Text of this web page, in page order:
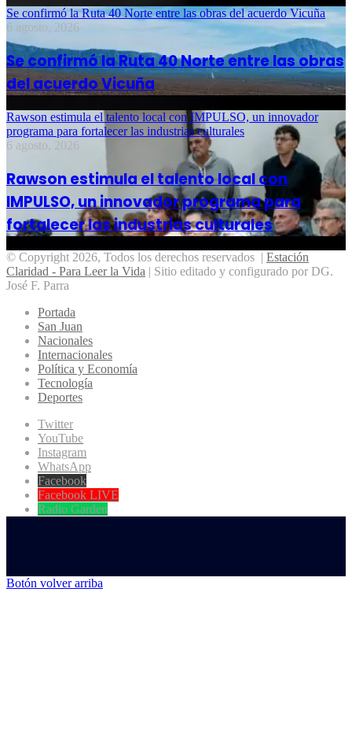
Se confirmó la Ruta 40 Norte entre las obras del acuerdo Vicuña
6 agosto, 2026
Se confirmó la Ruta 40 Norte entre las obras
del acuerdo Vicuña
Rawson estimula el talento local con IMPULSO, un innovador
programa para fortalecer las industrias culturales
6 agosto, 2026
Rawson estimula el talento local con
IMPULSO, un innovador programa para
fortalecer las industrias culturales
© Copyright 2026, Todos los derechos reservados | Estación
Claridad - Para Leer la Vida | Sitio editado y configurado por DG.
José F. Parra
Portada
San Juan
Nacionales
Internacionales
Política y Economía
Tecnología
Deportes
Twitter
YouTube
Instagram
WhatsApp
Facebook
Facebook LIVE
Radio Garden
Botón volver arriba